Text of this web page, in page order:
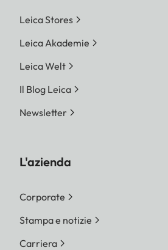
Leica Stores
Leica Akademie
Leica Welt
Il Blog Leica
Newsletter
L'azienda
Corporate
Stampa e notizie
Carriera